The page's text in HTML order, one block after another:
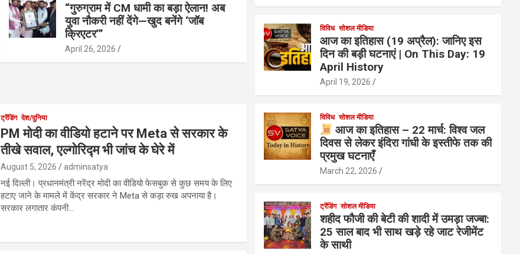
“गुरुग्राम में CM धामी का बड़ा ऐलान! अब
युवा नौकरी नहीं देंगे—खुद बनेंगे ‘जॉब
क्रिएटर’”
April 26, 2026
ट्रेंडिंग देश/दुनिया
PM मोदी का वीडियो हटाने पर Meta से सरकार के
तीखे सवाल, एल्गोरिद्म भी जांच के घेरे में
August 5, 2026 adminsatya
नई दिल्ली। प्रधानमंत्री नरेंद्र मोदी का वीडियो फेसबुक से कुछ समय के लिए
हटाए जाने के मामले में केंद्र सरकार ने Meta से कड़ा रुख अपनाया है।
सरकार लगातार कंपनी…
विविध सोशल मीडिया
आज का इतिहास (19 अप्रैल): जानिए इस
दिन की बड़ी घटनाएं | On This Day: 19
April History
April 19, 2026
विविध सोशल मीडिया
आज का इतिहास – 22 मार्च: विश्व जल
दिवस से लेकर इंदिरा गांधी के इस्तीफे तक की
प्रमुख घटनाएँ
March 22, 2026
ट्रेंडिंग सोशल मीडिया
शहीद फौजी की बेटी की शादी में उमड़ा जज्बा:
25 साल बाद भी साथ खड़े रहे जाट रेजीमेंट
के साथी